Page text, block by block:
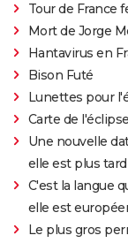
Tour de France
Mort de Jorge
Hantavirus en
Bison Futé
Lunettes pour
Carte de
Une nouvelle
elle est plus
C'est la langue
elle est
Le plus gros